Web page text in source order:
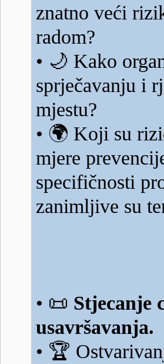
znatno veći
radom?
• 🌙 Kako
sprječavanju i
mjestu?
• 🌍 Koji su
mjere
specifičnosti
zanimljive su
• 📜 Stjecanje
usavršavanja.
• 🏆